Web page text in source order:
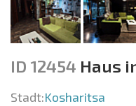
ID 12454 Haus
Stadt:Kosharitsa